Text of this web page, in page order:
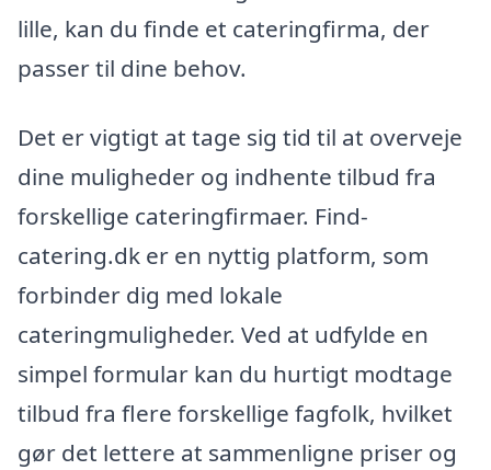
lille, kan du finde et cateringfirma, der
passer til dine behov.
Det er vigtigt at tage sig tid til at overveje
dine muligheder og indhente tilbud fra
forskellige cateringfirmaer. Find-
catering.dk er en nyttig platform, som
forbinder dig med lokale
cateringmuligheder. Ved at udfylde en
simpel formular kan du hurtigt modtage
tilbud fra flere forskellige fagfolk, hvilket
gør det lettere at sammenligne priser og